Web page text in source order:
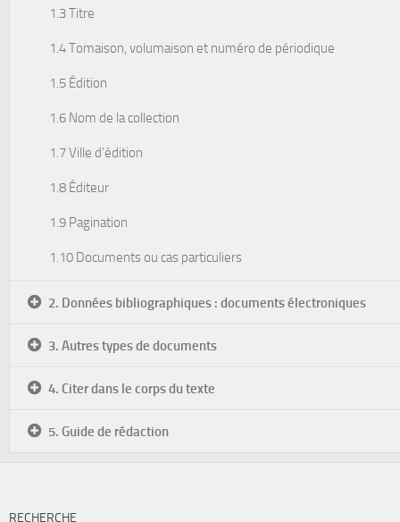
1.3 Titre
1.4 Tomaison, volumaison et numéro de périodique
1.5 Édition
1.6 Nom de la collection
1.7 Ville d’édition
1.8 Éditeur
1.9 Pagination
1.10 Documents ou cas particuliers
2. Données bibliographiques : documents électroniques
3. Autres types de documents
4. Citer dans le corps du texte
5. Guide de rédaction
RECHERCHE